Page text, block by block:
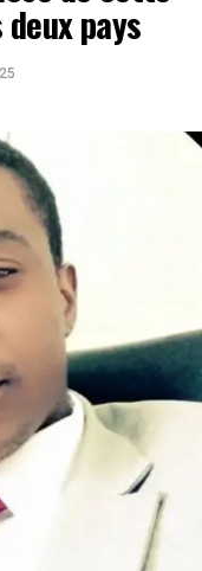
pays